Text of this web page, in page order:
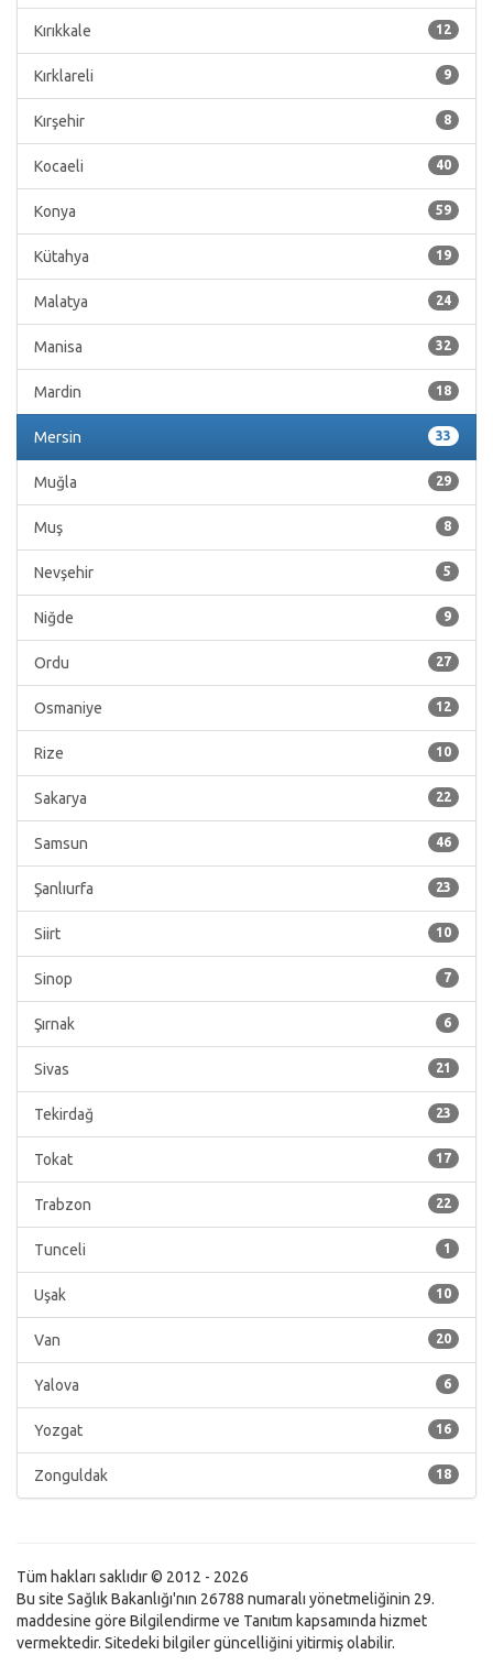
12
Kırıkkale
9
Kırklareli
8
Kırşehir
40
Kocaeli
59
Konya
19
Kütahya
24
Malatya
32
Manisa
18
Mardin
33
Mersin
29
Muğla
8
Muş
5
Nevşehir
9
Niğde
27
Ordu
12
Osmaniye
10
Rize
22
Sakarya
46
Samsun
23
Şanlıurfa
10
Siirt
7
Sinop
6
Şırnak
21
Sivas
23
Tekirdağ
17
Tokat
22
Trabzon
1
Tunceli
10
Uşak
20
Van
6
Yalova
16
Yozgat
18
Zonguldak
Tüm hakları saklıdır © 2012 - 2026
Bu site Sağlık Bakanlığı'nın 26788 numaralı yönetmeliğinin 29.
maddesine göre Bilgilendirme ve Tanıtım kapsamında hizmet
vermektedir. Sitedeki bilgiler güncelliğini yitirmiş olabilir.